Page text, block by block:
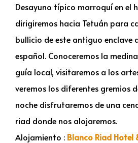
Desayuno típico marroquí en el
dirigiremos hacia Tetuán para
bullicio de este antiguo enclave
español. Conoceremos la
guía local, visitaremos a los
veremos los diferentes gremios
noche disfrutaremos de una
riad donde nos alojaremos.
Alojamiento : Blanco Riad Hotel